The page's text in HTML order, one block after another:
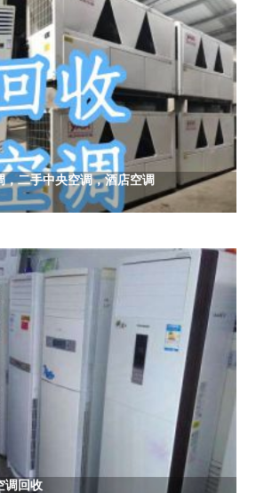
二手中央空调，酒店空调
调回收